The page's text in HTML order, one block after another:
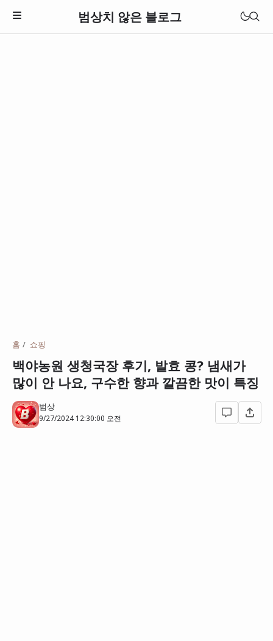
범상치 않은 블로그
홈 쇼핑
백야농원 생청국장 후기, 발효 콩? 냄새가
많이 안 나요, 구수한 향과 깔끔한 맛이 특징
범상
9/27/2024 12:30:00 오전